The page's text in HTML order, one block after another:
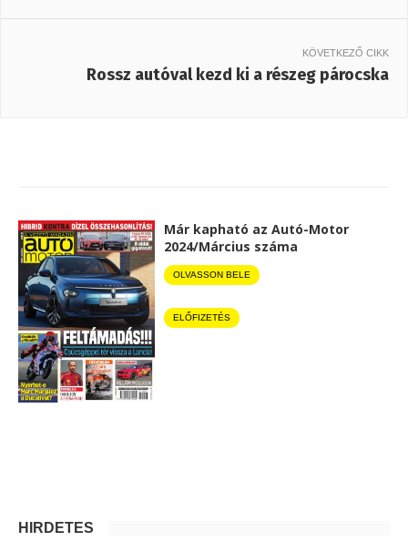
KÖVETKEZŐ CIKK
Rossz autóval kezd ki a részeg párocska
Már kapható az Autó-Motor
2024/Március száma
OLVASSON BELE
ELŐFIZETÉS
HIRDETÉS